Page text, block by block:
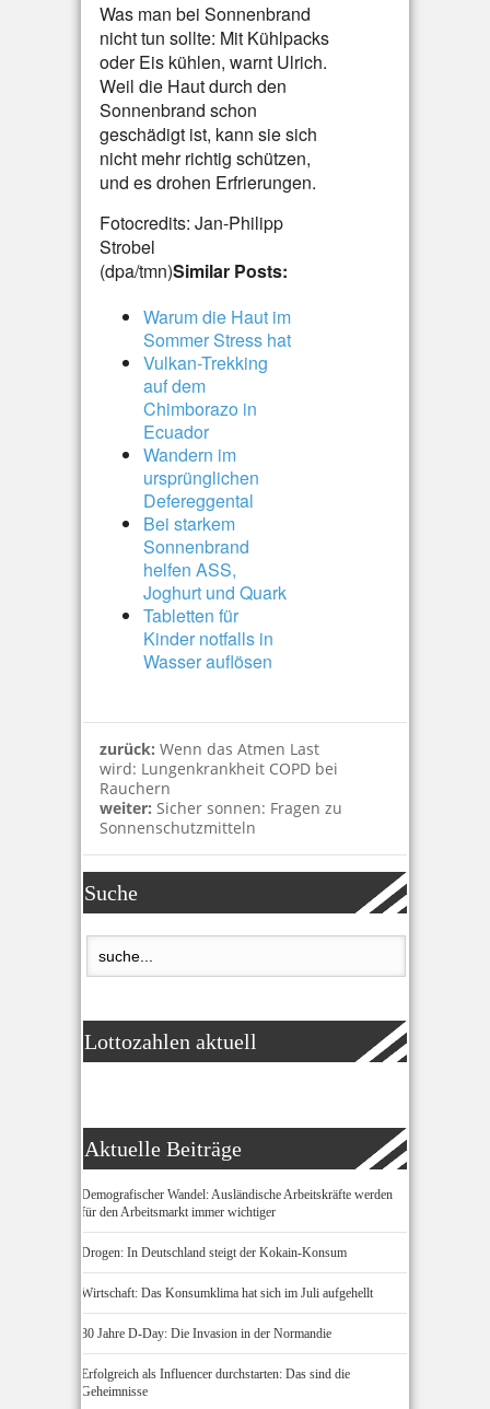
Was man bei Sonnenbrand
nicht tun sollte: Mit Kühlpacks
oder Eis kühlen, warnt Ulrich.
Weil die Haut durch den
Sonnenbrand schon
geschädigt ist, kann sie sich
nicht mehr richtig schützen,
und es drohen Erfrierungen.
Fotocredits: Jan-Philipp
Strobel
(dpa/tmn)Similar Posts:
Warum die Haut im
Sommer Stress hat
Vulkan-Trekking
auf dem
Chimborazo in
Ecuador
Wandern im
ursprünglichen
Defereggental
Bei starkem
Sonnenbrand
helfen ASS,
Joghurt und Quark
Tabletten für
Kinder notfalls in
Wasser auflösen
zurück: Wenn das Atmen Last
wird: Lungenkrankheit COPD bei
Rauchern
weiter: Sicher sonnen: Fragen zu
Sonnenschutzmitteln
Suche
Lottozahlen aktuell
Aktuelle Beiträge
Demografischer Wandel: Ausländische Arbeitskräfte werden
für den Arbeitsmarkt immer wichtiger
Drogen: In Deutschland steigt der Kokain-Konsum
Wirtschaft: Das Konsumklima hat sich im Juli aufgehellt
80 Jahre D-Day: Die Invasion in der Normandie
Erfolgreich als Influencer durchstarten: Das sind die
Geheimnisse